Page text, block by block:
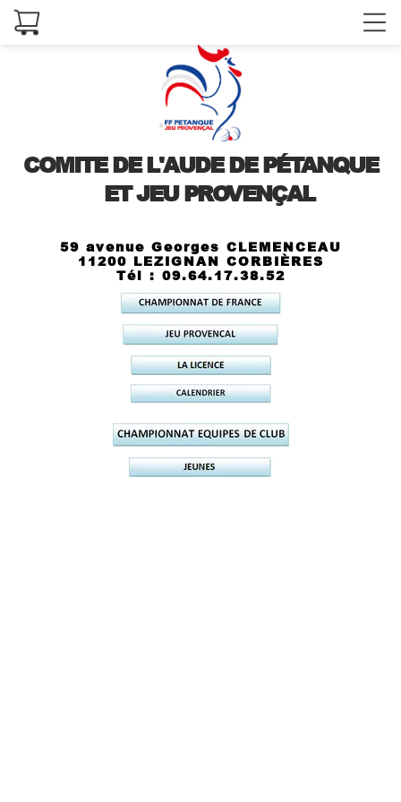
COMITE DE L'AUDE DE PÉTANQUE
ET JEU PROVENÇAL
59 avenue Georges CLEMENCEAU
11200 LEZIGNAN CORBIÈRES
Tél : 09.64.17.38.52